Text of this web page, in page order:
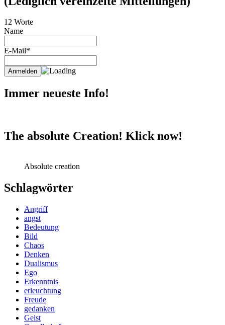
12 Worte
Name
E-Mail*
Immer neueste Info!
The absolute Creation! Klick now!
Absolute creation
Schlagwörter
Angriff
angst
Bedeutung
Bild
Chaos
Denken
Dualismus
Ego
Erkenntnis
erleuchtung
Freude
gedanken
Geist